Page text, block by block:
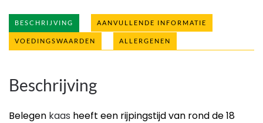
BESCHRIJVING AANVULLENDE INFORMATIE
VOEDINGSWAARDEN ALLERGENEN
Beschrijving
Belegen kaas heeft een rijpingstijd van rond de 18